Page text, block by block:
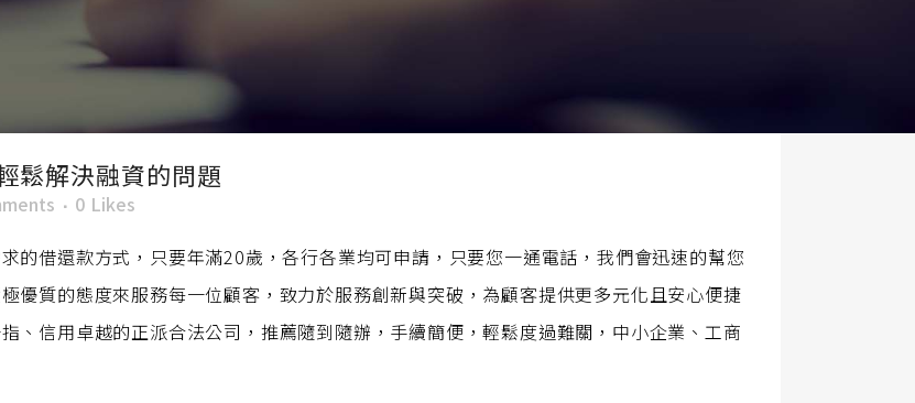
鬆解決融資的問題
0 Likes
的借還款方式，只要年滿20歲，各行各業均可申請，只要您一通電話，我們會迅速的幫您
優質的態度來服務每一位顧客，致力於服務創新與突破，為顧客提供更多元化且安心便捷
、信用卓越的正派合法公司，推薦隨到隨辦，手續簡便，輕鬆度過難關，中小企業、工商